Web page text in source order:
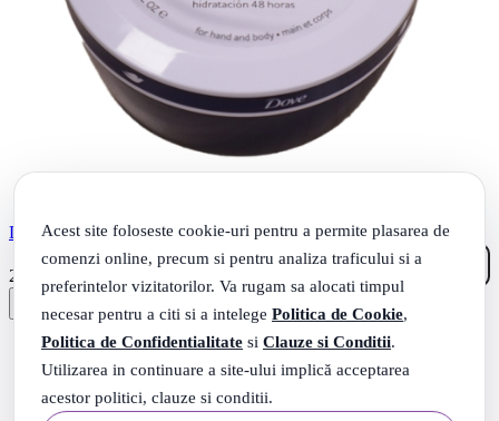
Acest site foloseste cookie-uri pentru a permite plasarea de
comenzi online, precum si pentru analiza traficului si a
preferintelor vizitatorilor. Va rugam sa alocati timpul
necesar pentru a citi si a intelege Politica de Cookie,
Politica de Confidentialitate si Clauze si Conditii.
Utilizarea in continuare a site-ului implică acceptarea
acestor politici, clauze si conditii.
DOVE CREMA DE CORP 250ML NOURISHING
20 Lei